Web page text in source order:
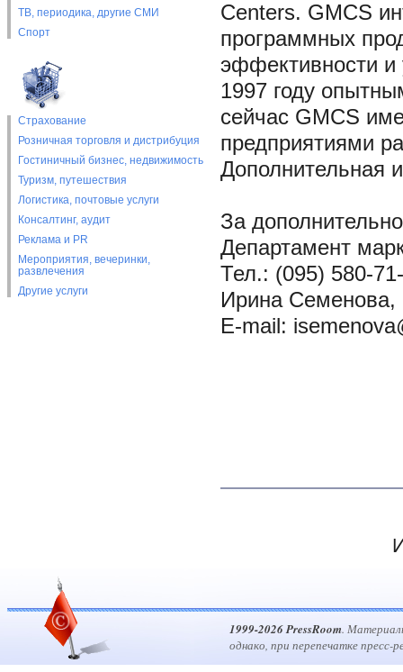
ТВ, периодика, другие СМИ
Спорт
Страхование
Розничная торговля и дистрибуция
Гостиничный бизнес, недвижимость
Туризм, путешествия
Логистика, почтовые услуги
Консалтинг, аудит
Реклама и PR
Мероприятия, вечеринки,
развлечения
Другие услуги
Centers. GMCS
программных
эффективности
1997 году
сейчас GMCS
предприятиями
Дополнительная
За
Департамент
Тел.: (095) 580-
Ирина Семенова,
E-mail:
1999-2026 PressRoom.
однако, при перепечатке пресс-